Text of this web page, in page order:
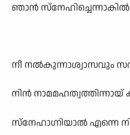
ഞാൻ
നീ നൽകുന്നാശ്വാസവും
നിൻ നാമമഹത്വത്തിന്നായ്
സ്നേഹാഗ്നിയാൽ എന്നെ